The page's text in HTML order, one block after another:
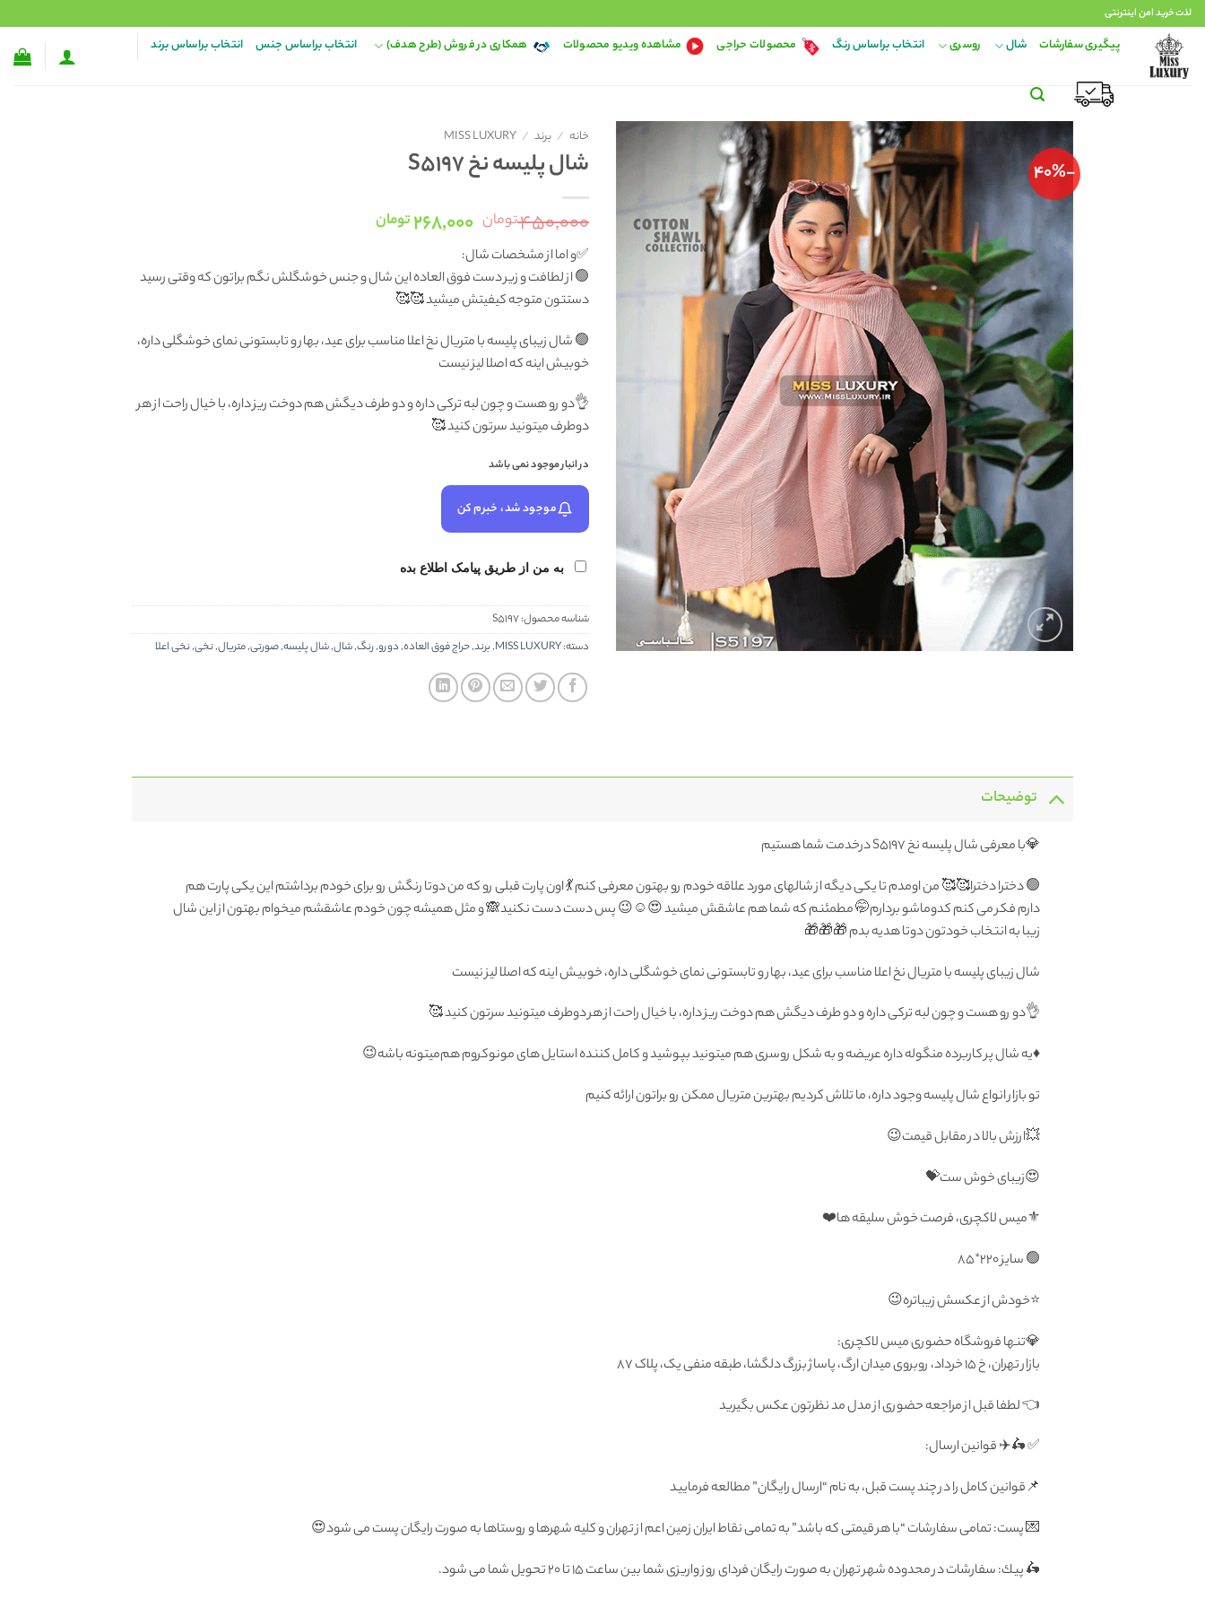
Skip
to
content
لذت خرید امن اینترنتی
پیگیری سفارشات شال روسری انتخاب براساس رنگ محصولات حراجی مشاهده ویدیو محصولات همکاری در فروش (طرح هدف) انتخاب براساس جنس انتخاب براساس برند
-40%
خانه / برند /
MISS LUXURY
شال پلیسه نخ S5197
۴۵۰,۰۰۰تومان قیمت
اصلی:
۴۵۰,۰۰۰ تومان
بود.
۲۶۸,۰۰۰تومانقیمت
۲۶۸,۰۰۰ تومان.
✅و اما از مشخصات شال:
🟢 از لطافت و زیر دست فوق العاده این شال و جنس خوشگلش نگم براتون که وقتی رسید
دستتون متوجه کیفیتش میشید 🥰🥰
🟢 شال زیبای پلیسه با متریال نخ اعلا مناسب برای عید، بهار و تابستونی نمای خوشگلی داره،
خوبیش اینه که اصلا لیز نیست
👌دو رو هست و چون لبه ترکی داره و دو طرف دیگش هم دوخت ریز داره، با خیال راحت از هر
دوطرف میتونید سرتون کنید 🥰
در انبار موجود نمی باشد
موجود شد، خبرم کن
به من از طریق پیامک اطلاع بده
شناسه محصول:S5197
دسته:MISS LUXURY
,برند,حراج فوق العاده,دورو,رنگ,شال,شال پلیسه,صورتی,متریال,نخی,نخی اعلا
توضیحات
💎با معرفی شال پلیسه نخ S5197 درخدمت شما هستیم
🟢 دخترا دخترا🥰🥰 من اومدم تا یکی دیگه از شالهای مورد علاقه خودم رو بهتون معرفی کنم 💃 اون پارت قبلی رو که من دوتا رنگش رو برای خودم برداشتم این یکی پارت هم
دارم فکر می کنم کدوماشو بردارم🤭 مطمئنم که شما هم عاشقش میشید 😍☺️😉 پس دست دست نکنید🙈 و مثل همیشه چون خودم عاشقشم میخوام بهتون از این شال
زیبا به انتخاب خودتون دوتا هدیه بدم 🎁🎁🎁
شال زیبای پلیسه با متریال نخ اعلا مناسب برای عید، بهار و تابستونی نمای خوشگلی داره، خوبیش اینه که اصلا لیز نیست
👌دو رو هست و چون لبه ترکی داره و دو طرف دیگش هم دوخت ریز داره، با خیال راحت از هر دوطرف میتونید سرتون کنید 🥰
♦️یه شال پر کاربرده منگوله داره عریضه و به شکل روسری هم میتونید بپوشید و کامل کننده استایل های مونوکروم هم‌میتونه باشه😉
تو بازار انواع شال پلیسه وجود داره، ما تلاش کردیم بهترین متریال ممکن رو براتون ارائه کنیم
💥ارزش بالا در مقابل قیمت😉
😍زیبای خوش ست💝
⚜️میس لاکچری، فرصت خوش سلیقه ها❤️
🟢 سايز ۲۲۰*۸۵
⭐️خودش از عکسش زیباتره😉
💎تنها فروشگاه حضوری میس لاکچری:
بازار تهران، خ ۱۵ خرداد، روبروی میدان ارگ، پاساژ بزرگ دلگشا، طبقه منفی یک، پلاک ۸۷
👈 لطفا قبل از مراجعه حضوری از مدل مد نظرتون عكس بگيريد
✅ 🛵✈️ قوانين ارسال:
📌قوانین کامل را در چند پست قبل، به نام “ارسال رایگان” مطالعه فرمایید
💌 پست: تمامى سفارشات “با هر قيمتى كه باشد” به تمامى نقاط ايران زمين اعم از تهران و كليه شهرها و روستاها به صورت رايگان پست می شود😍
🛵 پيك: سفارشات در محدوده شهر تهران به صورت رايگان فرداى روز واريزى شما بين ساعت ۱۵ تا ٢٠ تحويل شما مى شود.